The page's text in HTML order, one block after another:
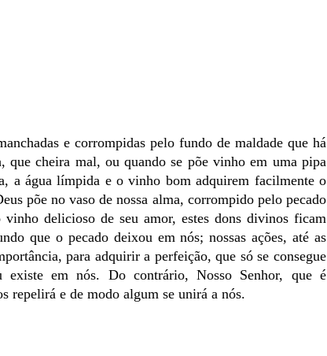
e corrompidas pelo fundo de maldade que há
que cheira mal, ou quando se põe vinho em uma pipa
a água límpida e o vinho bom adquirem facilmente o
põe no vaso de nossa alma, corrompido pelo pecado
delicioso de seu amor, estes dons divinos ficam
que o pecado deixou em nós; nossas ações, até as
para adquirir a perfeição, que só se consegue
em nós. Do contrário, Nosso Senhor, que é
repelirá e de modo algum se unirá a nós.